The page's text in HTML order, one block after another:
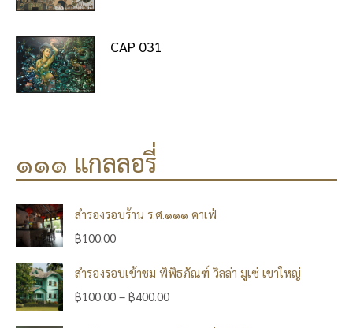
CAP 031
๑๑๑ แกลลอรี่
สำรองรอบร้าน ร.ศ.๑๑๑ คาเฟ่
฿100.00
สำรองรอบเข้าชม พิพิธภัณฑ์ วิลล่า มูเซ่ เขาใหญ่
฿100.00 – ฿400.00